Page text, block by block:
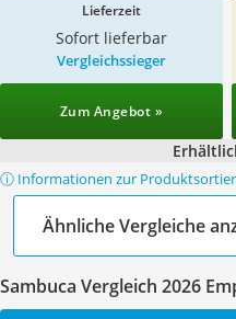
Lieferzeit
Sofort lieferbar
Vergleichssieger
Zum Angebot »
ⓘ Informationen zur
Ähnliche Vergleiche
Sambuca Vergleich 2026